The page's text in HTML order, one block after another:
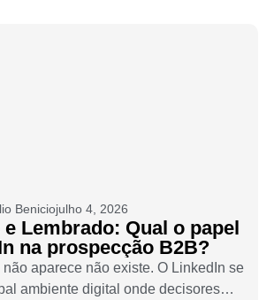
Beniciojulho 4, 2026
Lembrado: Qual o papel
na prospecção B2B?
não aparece não existe. O LinkedIn se
ambiente digital onde decisores